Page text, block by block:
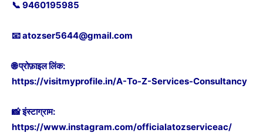
📞 9460195985
📧 atozser5644@gmail.com
🌐 प्रोफ़ाइल लिंक:
https://visitmyprofile.in/A-To-Z-Services-Consultancy
📸 इंस्टाग्राम:
https://www.instagram.com/officialatozserviceac/